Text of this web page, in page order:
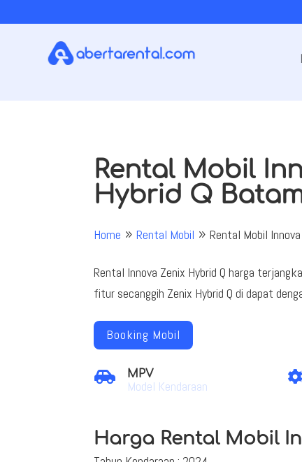
Rental Mobil
Hybrid Q
Home 9 Rental Mobil 9 Rental Mobil
Rental Innova Zenix Hybrid Q harga
fitur secanggih Zenix Hybrid Q di dapat
Booking Mobil
 MPV
Model Kendaraan
Harga Rental Mobil